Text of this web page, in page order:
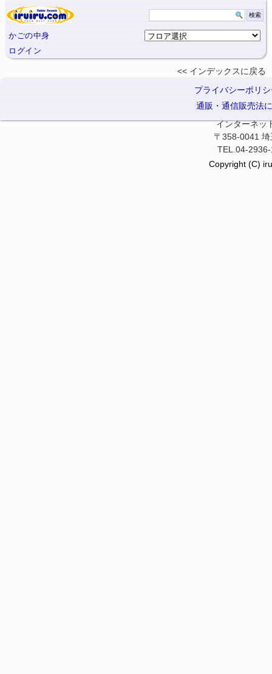
かごの中身
ログイン
インデックスに 戻る
プライバシーポリ
通販・通信販売法
インターネッ
〒358-0041
TEL.04-
Copyright (C)